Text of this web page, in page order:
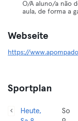
O/A aluno/a não
aula, de forma a
Webseite
https://
Sportplan
Heute,
So